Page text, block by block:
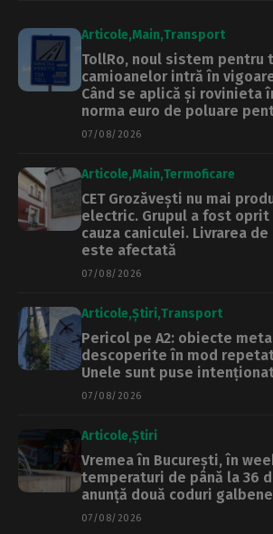
Articole Main Transport
TollRo, noul sistem pentru
camioanelor intră în
Când se aplică și rovinieta
norma euro de poluare
07/08/2026
Articole Main Termoficare
CET Grozăvești nu mai
electric. Grupul a fost oprit
cauza caniculei. Livrarea de
este afectată
07/08/2026
Articole Știri Transport
Pericol pe A2: obiecte
descoperite în mod
Unele sunt puse
07/08/2026
Articole Știri
Vremea în București, în
temperaturi de până la 36
anunță două coduri
07/08/2026